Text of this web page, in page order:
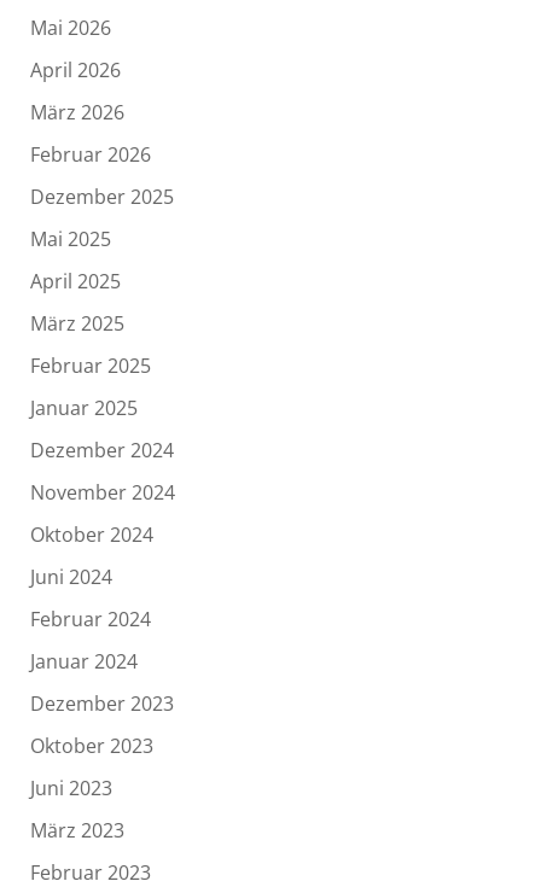
Mai 2026
April 2026
März 2026
Februar 2026
Dezember 2025
Mai 2025
April 2025
März 2025
Februar 2025
Januar 2025
Dezember 2024
November 2024
Oktober 2024
Juni 2024
Februar 2024
Januar 2024
Dezember 2023
Oktober 2023
Juni 2023
März 2023
Februar 2023